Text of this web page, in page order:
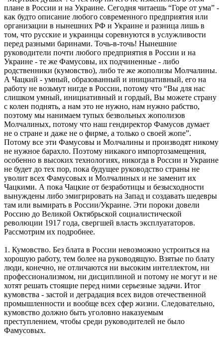
плане в России и на Украине. Сегодня читаешь “Горе от ума” -
как будто описание любого современного предприятия или
организации в нынешних РФ и Украине и разница лишь в
том, что русские и украинцы соревнуются в услужливости
перед разными баринами. Точь-в-точь! Нынешние
руководители почти любого предприятия в России и на
Украине - те же Фамусовы, их подчиненные - либо
родственники (кумовство), либо те же жополизы Молчалины.
А Чацкий - умный, образованный и инициативный, его на
работу не возьмут нигде в России, потому что “Вы для нас
слишком умный, инициативный и гордый, Вы можете страну
с колен поднять, а нам это не нужно, нам нужно рабство,
поэтому мы нанимаем тупых безвольных жополизов
Молчалиных, потому что наш гендиректор Фамусов думает
не о стране и даже не о фирме, а только о своей жопе”.
Потому все эти Фамусовы и Молчалины и производят никому
не нужное барахло. Поэтому никакого импортозамещения,
особенно в высоких технологиях, никогда в России и Украине
не будет до тех пор, пока будущее руководство страны не
уволит всех Фамусовых и Молчалиных и не заменит их
Чацкими. А пока Чацкие от безработицы и безысходности
вынуждены либо эмигрировать на Запад и создавать шедевры
там или вымирать в России/Украине. Эти пороки довели
Россию до Великой Октябрьской социалистической
революции 1917 года, свергшей власть эксплуататоров.
Рассмотрим их подробнее.
1. Кумовство. Без блата в России невозможно устроиться на
хорошую работу, тем более на руководящую. Взятые по блату
люди, конечно, не отличаются ни высоким интеллектом, ни
профессионализмом, ни дисциплиной и потому не могут и не
хотят решать стоящие перед ними серьезные задачи. Итог
кумовства - застой и деградация всех видов отечественной
промышленности и вообще всех сфер жизни. Следовательно,
кумовство должно быть уголовно наказуемым
преступлением, чтобы среди руководителей не было
Фамусовых.